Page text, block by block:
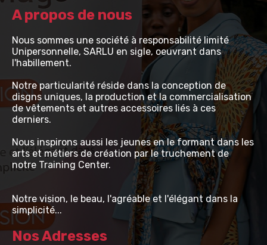
A propos de nous
Nous sommes une société à responsabilité limité
Unipersonnelle, SARLU en sigle, oeuvrant dans
l'habillement.
Notre particularité réside dans la conception de
disgns uniques, la production et la commercialisation
de vêtements et autres accessoires liés à ces
derniers.
Nous inspirons aussi les jeunes en le formant dans les
arts et métiers de création par le truchement de
notre Training Center.
Notre vision, le beau, l'agréable et l'élégant dans la
simplicité...
Nos Adresses